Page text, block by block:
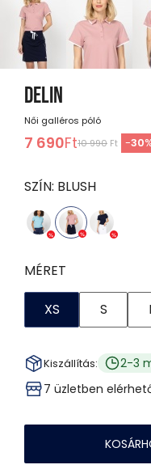
DELIN
Női galléros póló
7 690Ft10 990 Ft -30
SZÍN: BLUSH
MÉRET
XS S
Kiszállítás:
2-3
7 üzletben